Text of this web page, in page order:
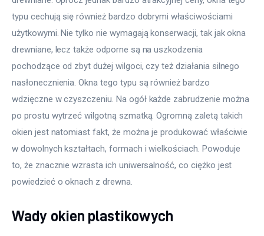
typu cechują się również bardzo dobrymi właściwościami
użytkowymi. Nie tylko nie wymagają konserwacji, tak jak okna
drewniane, lecz także odporne są na uszkodzenia
pochodzące od zbyt dużej wilgoci, czy też działania silnego
nasłonecznienia. Okna tego typu są również bardzo
wdzięczne w czyszczeniu. Na ogół każde zabrudzenie można
po prostu wytrzeć wilgotną szmatką. Ogromną zaletą takich
okien jest natomiast fakt, że można je produkować właściwie
w dowolnych kształtach, formach i wielkościach. Powoduje
to, że znacznie wzrasta ich uniwersalność, co ciężko jest
powiedzieć o oknach z drewna.
Wady okien plastikowych